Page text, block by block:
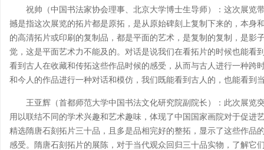
祝帅（中国书法家协会理事、北京大学博士生导师）：这次展览
撼是指这次展览的拓片都是原拓，是从原始碑刻上复制下来的，本身
的高清拓片或印刷的复制品，都是平面的艺术，是复制的复制，是影
觉，这是平面艺术力不能及的。对话是说我们在看拓片的时候也能看
看到古人在收藏和传拓这些作品时候的感受，从而与古人进行一种跨
和今人的作品进行一种对话和模仿，我们既能看到古人的，也能看到
王亚辉（首都师范大学中国书法文化研究院副院长）：此次展览
用以联结不同的学术兴趣和艺术趣味，体现了中国国家画院对于促进
精选隋唐石刻拓片三十品，且多是品相完好的整拓，显示了这些作品
感受。隋唐石刻拓片的展陈，对于当代观众回归三十品实物，了解它